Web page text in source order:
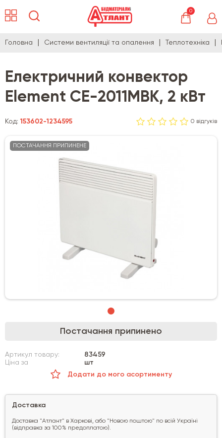
0
Головна Системи вентиляції та опалення Теплотехніка
Електричний конвектор
Element CE-2011MBK, 2 кВт
Код:153602-1234595 0 відгуків
ПОСТАЧАННЯ ПРИПИНЕНЕ
Постачання припинено
Артикул товару:
83459
Ціна за
шт
Додати до мого асортименту
Доставка
Доставка "Атлант" в Харкові, або "Новою поштою" по всій Україні
(відправка за 100% предоплатою).